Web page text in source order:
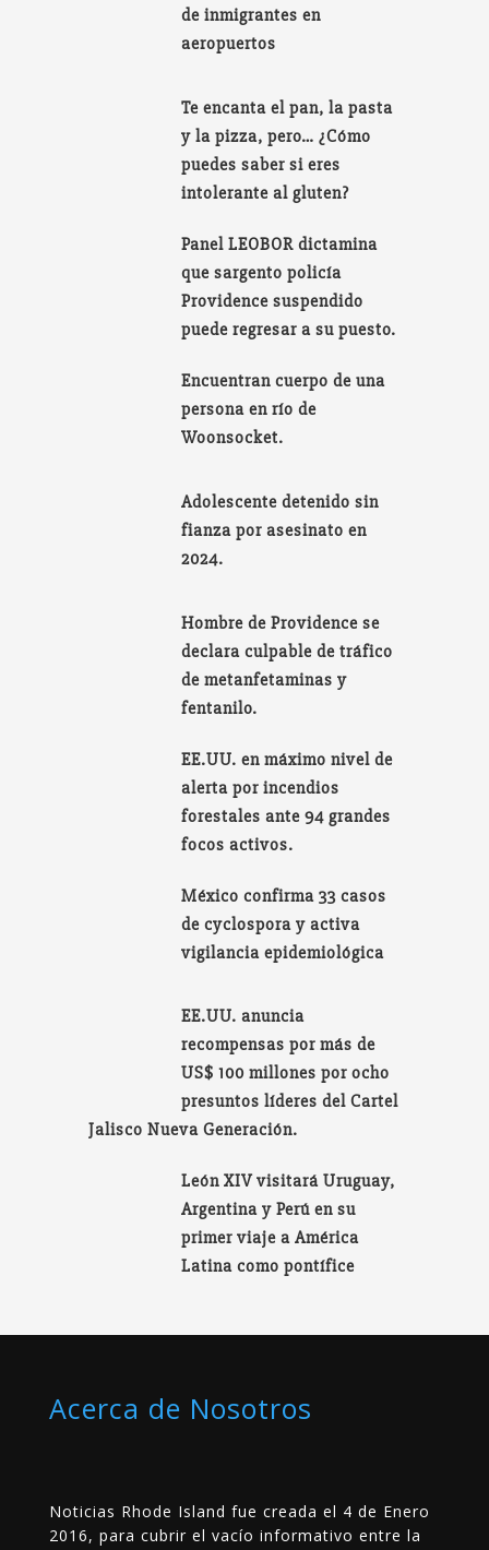
de inmigrantes en
aeropuertos
Te encanta el pan, la pasta
y la pizza, pero… ¿Cómo
puedes saber si eres
intolerante al gluten?
Panel LEOBOR dictamina
que sargento policía
Providence suspendido
puede regresar a su puesto.
Encuentran cuerpo de una
persona en río de
Woonsocket.
Adolescente detenido sin
fianza por asesinato en
2024.
Hombre de Providence se
declara culpable de tráfico
de metanfetaminas y
fentanilo.
EE.UU. en máximo nivel de
alerta por incendios
forestales ante 94 grandes
focos activos.
México confirma 33 casos
de cyclospora y activa
vigilancia epidemiológica
EE.UU. anuncia
recompensas por más de
US$ 100 millones por ocho
presuntos líderes del Cartel
Jalisco Nueva Generación.
León XIV visitará Uruguay,
Argentina y Perú en su
primer viaje a América
Latina como pontífice
Acerca de Nosotros
Noticias Rhode Island fue creada el 4 de Enero
2016, para cubrir el vacío informativo entre la